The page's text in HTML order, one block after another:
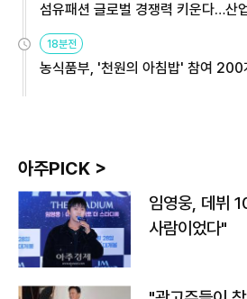
섬유패션 글로벌 경쟁력 키운다…산
원
18분전
농식품부, '천원의 아침밥' 참여 200
아주PICK >
임영웅, 데뷔
사람이었다"